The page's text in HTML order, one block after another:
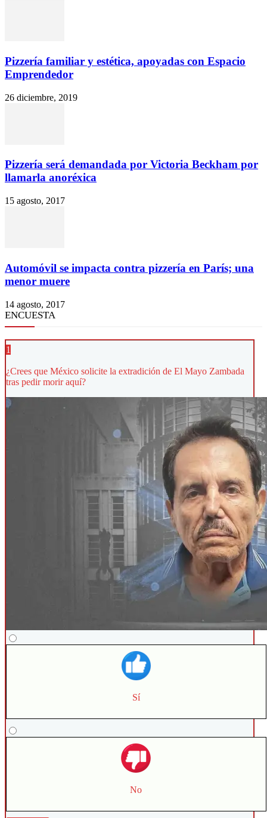
Pizzería familiar y estética, apoyadas con Espacio
Emprendedor
26 diciembre, 2019
Pizzería será demandada por Victoria Beckham por
llamarla anoréxica
15 agosto, 2017
Automóvil se impacta contra pizzería en París; una
menor muere
14 agosto, 2017
ENCUESTA
1
¿Crees que México solicite la extradición de El Mayo Zambada
tras pedir morir aquí?
Sí
No